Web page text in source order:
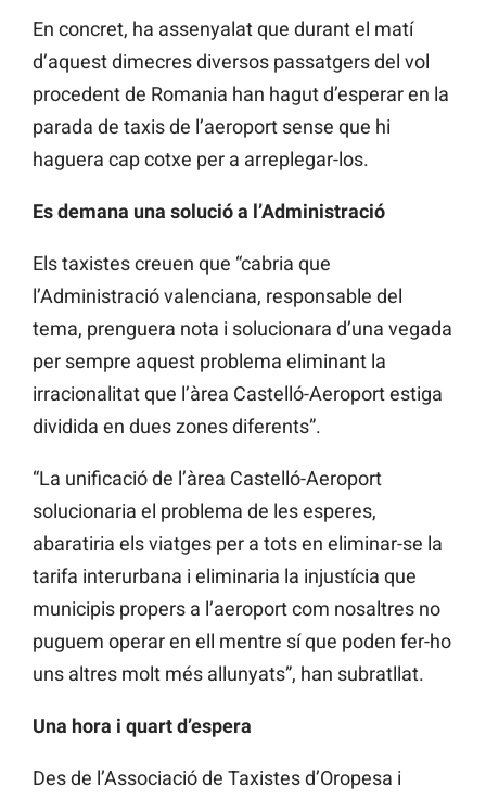
En concret, ha assenyalat que durant el matí
d’aquest dimecres diversos passatgers del vol
procedent de Romania han hagut d’esperar en la
parada de taxis de l’aeroport sense que hi
haguera cap cotxe per a arreplegar-los.
Es demana una solució a l’Administració
Els taxistes creuen que “cabria que
l’Administració valenciana, responsable del
tema, prenguera nota i solucionara d’una vegada
per sempre aquest problema eliminant la
irracionalitat que l’àrea Castelló-Aeroport estiga
dividida en dues zones diferents”.
“La unificació de l’àrea Castelló-Aeroport
solucionaria el problema de les esperes,
abaratiria els viatges per a tots en eliminar-se la
tarifa interurbana i eliminaria la injustícia que
municipis propers a l’aeroport com nosaltres no
puguem operar en ell mentre sí que poden fer-ho
uns altres molt més allunyats”, han subratllat.
Una hora i quart d’espera
Des de l’Associació de Taxistes d’Oropesa i